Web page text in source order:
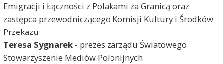
Emigracji i Łączności z Polakami za Granicą oraz
zastępca przewodniczącego Komisji Kultury i Środków
Przekazu
Teresa Sygnarek - prezes zarządu Światowego
Stowarzyszenie Mediów Polonijnych